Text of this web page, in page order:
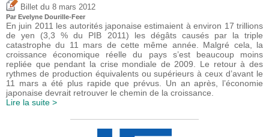
Billet du 8 mars 2012
Par Evelyne Dourille-Feer
En juin 2011 les autorités japonaise estimaient à environ 17 trillions
de yen (3,3 % du PIB 2011) les dégâts causés par la triple
catastrophe du 11 mars de cette même année. Malgré cela, la
croissance économique réelle du pays s’est beaucoup moins
repliée que pendant la crise mondiale de 2009. Le retour à des
rythmes de production équivalents ou supérieurs à ceux d’avant le
11 mars a été plus rapide que prévus. Un an après, l’économie
japonaise devrait retrouver le chemin de la croissance.
Lire la suite >